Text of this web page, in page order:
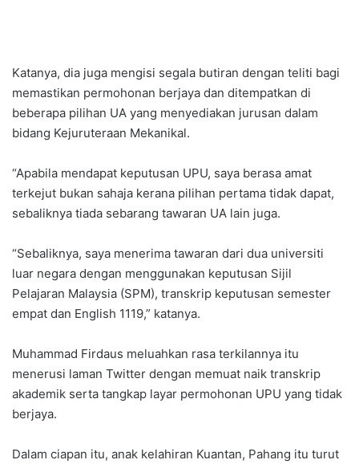
Katanya, dia juga mengisi segala butiran dengan teliti bagi
memastikan permohonan berjaya dan ditempatkan di
beberapa pilihan UA yang menyediakan jurusan dalam
bidang Kejuruteraan Mekanikal.
“Apabila mendapat keputusan UPU, saya berasa amat
terkejut bukan sahaja kerana pilihan pertama tidak dapat,
sebaliknya tiada sebarang tawaran UA lain juga.
“Sebaliknya, saya menerima tawaran dari dua universiti
luar negara dengan menggunakan keputusan Sijil
Pelajaran Malaysia (SPM), transkrip keputusan semester
empat dan English 1119,” katanya.
Muhammad Firdaus meluahkan rasa terkilannya itu
menerusi laman Twitter dengan memuat naik transkrip
akademik serta tangkap layar permohonan UPU yang tidak
berjaya.
Dalam ciapan itu, anak kelahiran Kuantan, Pahang itu turut